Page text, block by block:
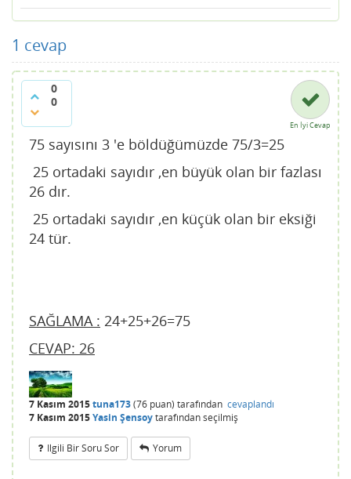
1 cevap
0
0
En İyi Cevap
75 sayısını 3 'e böldüğümüzde 75/3=25
25 ortadaki sayıdır ,en büyük olan bir fazlası
26 dır.
25 ortadaki sayıdır ,en küçük olan bir eksiği
24 tür.
SAĞLAMA : 24+25+26=75
CEVAP: 26
7 Kasım 2015tuna173(76 puan) tarafından cevaplandı
7 Kasım 2015Yasin Şensoytarafındanseçilmiş
Ilgili Bir Soru Sor Yorum